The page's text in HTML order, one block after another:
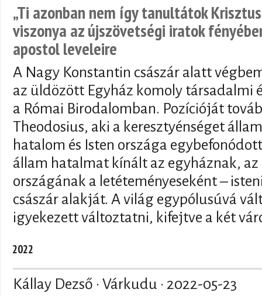
„Ti azonban nem így tanultátok
viszonya az újszövetségi iratok
apostol leveleire
A Nagy Konstantin császár alatt
az üldözött Egyház komoly társadalmi
a Római Birodalomban. Pozícióját
Theodosius, aki a keresztyénséget
hatalom és Isten országa
állam hatalmat kínált az egyháznak, az
országának a letéteményeseként –
császár alakját. A világ egypólusúvá
igyekezett változtatni, kifejtve a két
2022
Kállay Dezső · Várkudu · 2022-05-23